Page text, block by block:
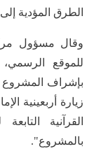
الطرق المؤدية
وقال مسؤول
للموقع
بإشراف المشروع
زيارة أربعينية
القرآنية
بالمشروع".